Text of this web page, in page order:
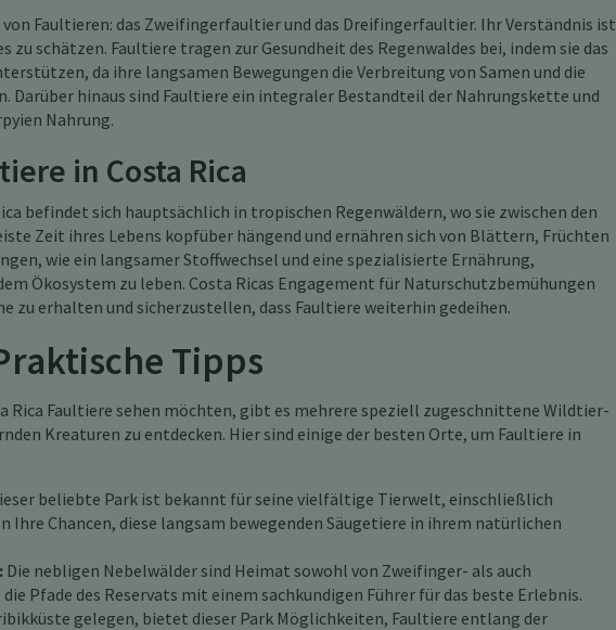
Faultieren: das Zweifingerfaultier und das Dreifingerfaultier. Ihr Verständnis ist
zu schätzen. Faultiere tragen zur Gesundheit des Regenwaldes bei, indem sie das
da ihre langsamen Bewegungen die Verbreitung von Samen und die
Darüber hinaus sind Faultiere ein integraler Bestandteil der Nahrungskette und
Nahrung.
in Costa Rica
befindet sich hauptsächlich in tropischen Regenwäldern, wo sie zwischen den
Zeit ihres Lebens kopfüber hängend und ernähren sich von Blättern, Früchten
wie ein langsamer Stoffwechsel und eine spezialisierte Ernährung,
Ökosystem zu leben. Costa Ricas Engagement für Naturschutzbemühungen
zu erhalten und sicherzustellen, dass Faultiere weiterhin gedeihen.
Tipps
Rica Faultiere sehen möchten, gibt es mehrere speziell zugeschnittene Wildtier-
Kreaturen zu entdecken. Hier sind einige der besten Orte, um Faultiere in
beliebte Park ist bekannt für seine vielfältige Tierwelt, einschließlich
Ihre Chancen, diese langsam bewegenden Säugetiere in ihrem natürlichen
Die nebligen Nebelwälder sind Heimat sowohl von Zweifinger- als auch
Pfade des Reservats mit einem sachkundigen Führer für das beste Erlebnis.
gelegen, bietet dieser Park Möglichkeiten, Faultiere entlang der